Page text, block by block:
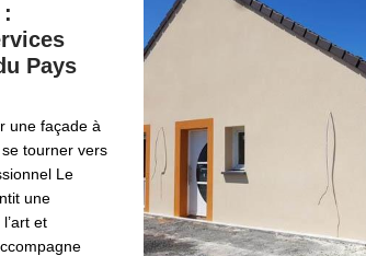
Pays
une façade à
tourner vers
Le
une
et